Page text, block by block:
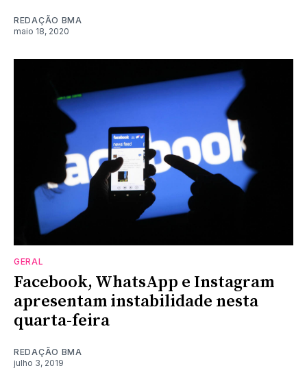
REDAÇÃO BMA
maio 18, 2020
GERAL
Facebook, WhatsApp e Instagram
apresentam instabilidade nesta
quarta-feira
REDAÇÃO BMA
julho 3, 2019